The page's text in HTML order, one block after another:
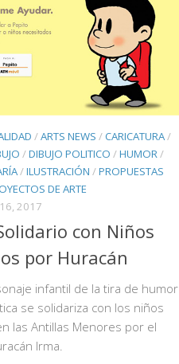
/ARTS NEWS /CARICATURA/
/DIBUJO POLITICO /HUMOR/
/ILUSTRACIÓN /PROPUESTAS
DE ARTE
16, 2017
con Niños
por Huracán
infantil de la tira de humor
se solidariza con los niños
las Antillas Menores por el
Irma.